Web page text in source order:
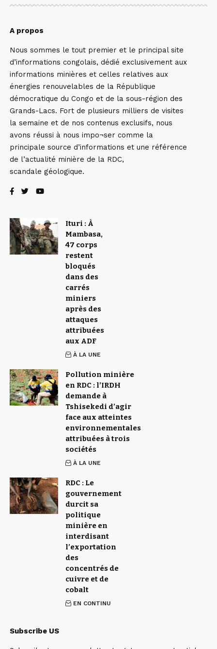
A propos
Nous sommes le tout premier et le principal site
d’informations congolais, dédié exclusivement aux
informations minières et celles relatives aux
énergies renouvelables de la République
démocratique du Congo et de la sous-région des
Grands-Lacs. Fort de plusieurs milliers de visites
la semaine et de nos contenus exclusifs, nous
avons réussi à nous impo¬ser comme la
principale source d’informations et une référence
de l’actualité minière de la RDC,
scandale géologique.
Ituri : À
Mambasa,
47 corps
restent
bloqués
dans des
carrés
miniers
après des
attaques
attribuées
aux ADF
À LA UNE
Pollution minière
en RDC : l’IRDH
demande à
Tshisekedi d’agir
face aux atteintes
environnementales
attribuées à trois
sociétés
À LA UNE
RDC : Le
gouvernement
durcit sa
politique
minière en
interdisant
l’exportation
des
concentrés de
cuivre et de
cobalt
EN CONTINU
Subscribe US